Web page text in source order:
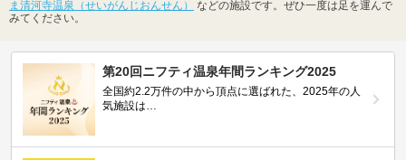
ま清河寺温泉（せいがんじおんせん）
などの施設です。ぜひ一度は足を運んで
みてください。
第20回ニフティ温泉年間ランキング2025
全国約2.2万件の中から頂点に選ばれた、2025年の人
気施設は…